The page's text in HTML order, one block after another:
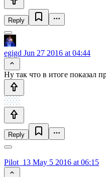
Reply
egigd Jun 27 2016 at 04:44
Ну так что в итоге показал
Reply
Pilot_13 May 5 2016 at 06:15